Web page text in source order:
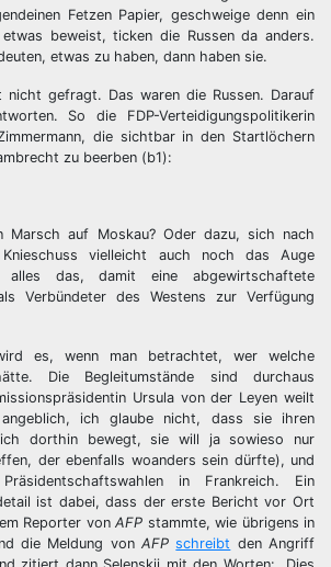
Fetzen Papier, geschweige denn ein
beweist, ticken die Russen da anders.
etwas zu haben, dann haben sie.
nicht gefragt. Das waren die Russen. Darauf
So die FDP-Verteidigungspolitikerin
die sichtbar in den Startlöchern
zu beerben (b1):
Marsch auf Moskau? Oder dazu, sich nach
vielleicht auch noch das Auge
alles das, damit eine abgewirtschaftete
Verbündeter des Westens zur Verfügung
es, wenn man betrachtet, wer welche
Die Begleitumstände sind durchaus
Ursula von der Leyen weilt
ich glaube nicht, dass sie ihren
dorthin bewegt, sie will ja sowieso nur
der ebenfalls woanders sein dürfte), und
in Frankreich. Ein
ist dabei, dass der erste Bericht vor Ort
Reporter vonAFP stammte, wie übrigens in
die Meldung von AFP schreibt den Angriff